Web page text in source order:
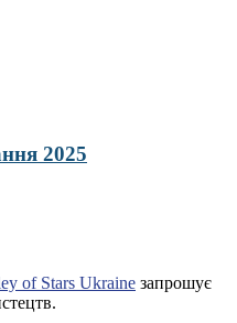
2025
of Stars Ukraine запрошує